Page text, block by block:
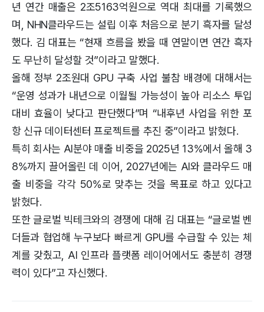
년 연간 매출은 2조5163억원으로 역대 최대를 기록했으
며, NHN클라우드는 설립 이후 처음으로 분기 흑자를 달성
했다. 김 대표는 “현재 흐름을 봤을 때 연말이면 연간 흑자
도 무난히 달성할 것”이라고 말했다.
올해 정부 2조원대 GPU 구축 사업 불참 배경에 대해서는
“운영 성과가 내년으로 이월될 가능성이 높아 리소스 투입
대비 효율이 낮다고 판단했다”며 “내후년 사업을 위한 포
항 신규 데이터센터 프로젝트를 추진 중”이라고 밝혔다.
특히 회사는 AI분야 매출 비중을 2025년 13%에서 올해 3
8%까지 끌어올린 데 이어, 2027년에는 AI와 클라우드 매
출 비중을 각각 50%로 맞추는 것을 목표로 하고 있다고
밝혔다.
또한 글로벌 빅테크와의 경쟁에 대해 김 대표는 “글로벌 벤
더들과 협업해 누구보다 빠르게 GPU를 수급할 수 있는 체
계를 갖췄고, AI 인프라 플랫폼 레이어에서도 충분히 경쟁
력이 있다”고 자신했다.